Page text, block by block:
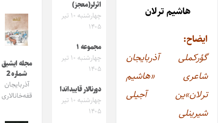
هاشیم ترلان‌
ایضاح:
گؤرکملی آذربایجان
شاعری «هاشیم
ترلان»‌ین آجیلی
شیرینلی
اثرلر(معجز)
چهارشنبه ۱۰ تیر
۱۴۰۵
مجموعه ۱
چهارشنبه ۱۰ تیر
۱۴۰۵
دورنالار قاییداندا
چهارشنبه ۱۰ تیر
۱۴۰۵
مجله ایشیق
شماره 2
آذربایجان
قفه‌خانالاری